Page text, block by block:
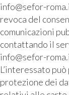
info@sefor-
revoca del
comunicazioni
contattando il
info@sefor-
L’interessato
protezione dei